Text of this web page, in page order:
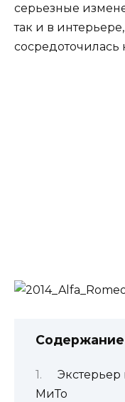
серьезные
так и в
сосредоточилась
Содержание
МиТо